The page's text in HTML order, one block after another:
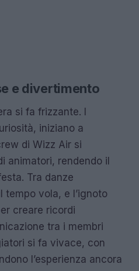
e divertimento
si fa frizzante. I
iniziano a
di Wizz Air si
animatori, rendendo il
Tra danze
tempo vola, e l’ignoto
creare ricordi
tra i membri
si fa vivace, con
l’esperienza ancora